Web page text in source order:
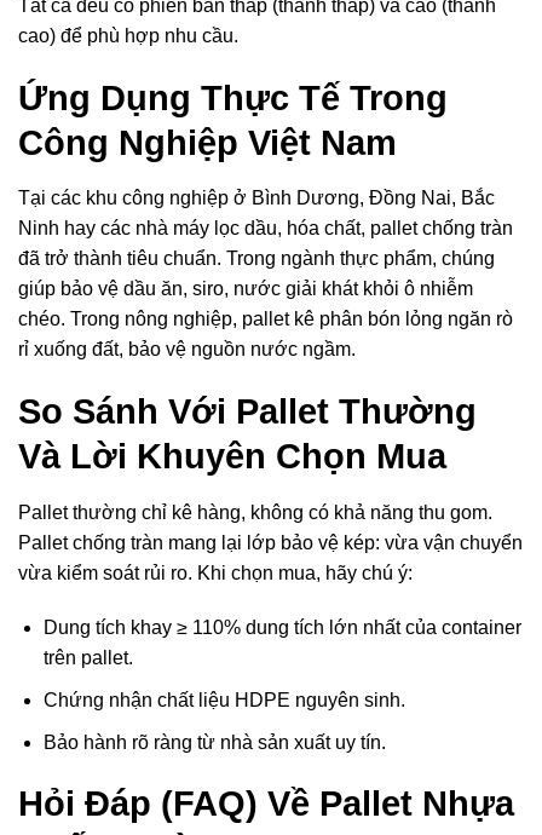
Tất cả đều có phiên bản thấp (thành thấp) và cao (thành
cao) để phù hợp nhu cầu.
Ứng Dụng Thực Tế Trong
Công Nghiệp Việt Nam
Tại các khu công nghiệp ở Bình Dương, Đồng Nai, Bắc
Ninh hay các nhà máy lọc dầu, hóa chất, pallet chống tràn
đã trở thành tiêu chuẩn. Trong ngành thực phẩm, chúng
giúp bảo vệ dầu ăn, siro, nước giải khát khỏi ô nhiễm
chéo. Trong nông nghiệp, pallet kê phân bón lỏng ngăn rò
rỉ xuống đất, bảo vệ nguồn nước ngầm.
So Sánh Với Pallet Thường
Và Lời Khuyên Chọn Mua
Pallet thường chỉ kê hàng, không có khả năng thu gom.
Pallet chống tràn mang lại lớp bảo vệ kép: vừa vận chuyển
vừa kiểm soát rủi ro. Khi chọn mua, hãy chú ý:
Dung tích khay ≥ 110% dung tích lớn nhất của container
trên pallet.
Chứng nhận chất liệu HDPE nguyên sinh.
Bảo hành rõ ràng từ nhà sản xuất uy tín.
Hỏi Đáp (FAQ) Về Pallet Nhựa